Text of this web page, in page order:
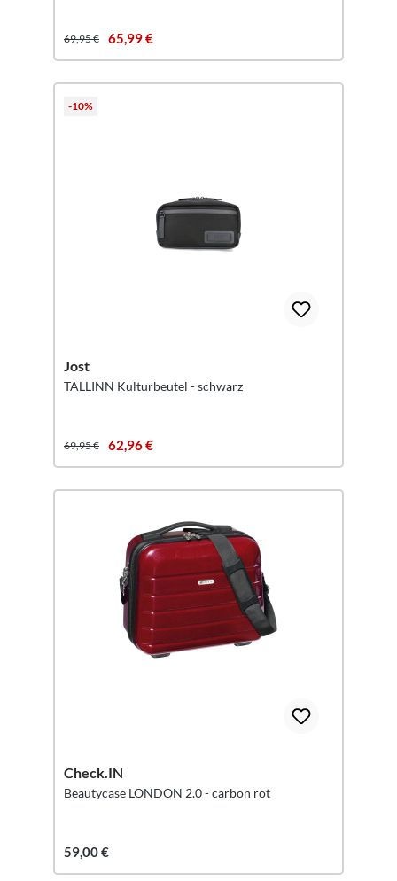
69,95 € 65,99 €
-10%
Jost
TALLINN Kulturbeutel - schwarz
69,95 € 62,96 €
Check.IN
Beautycase LONDON 2.0 - carbon rot
59,00 €